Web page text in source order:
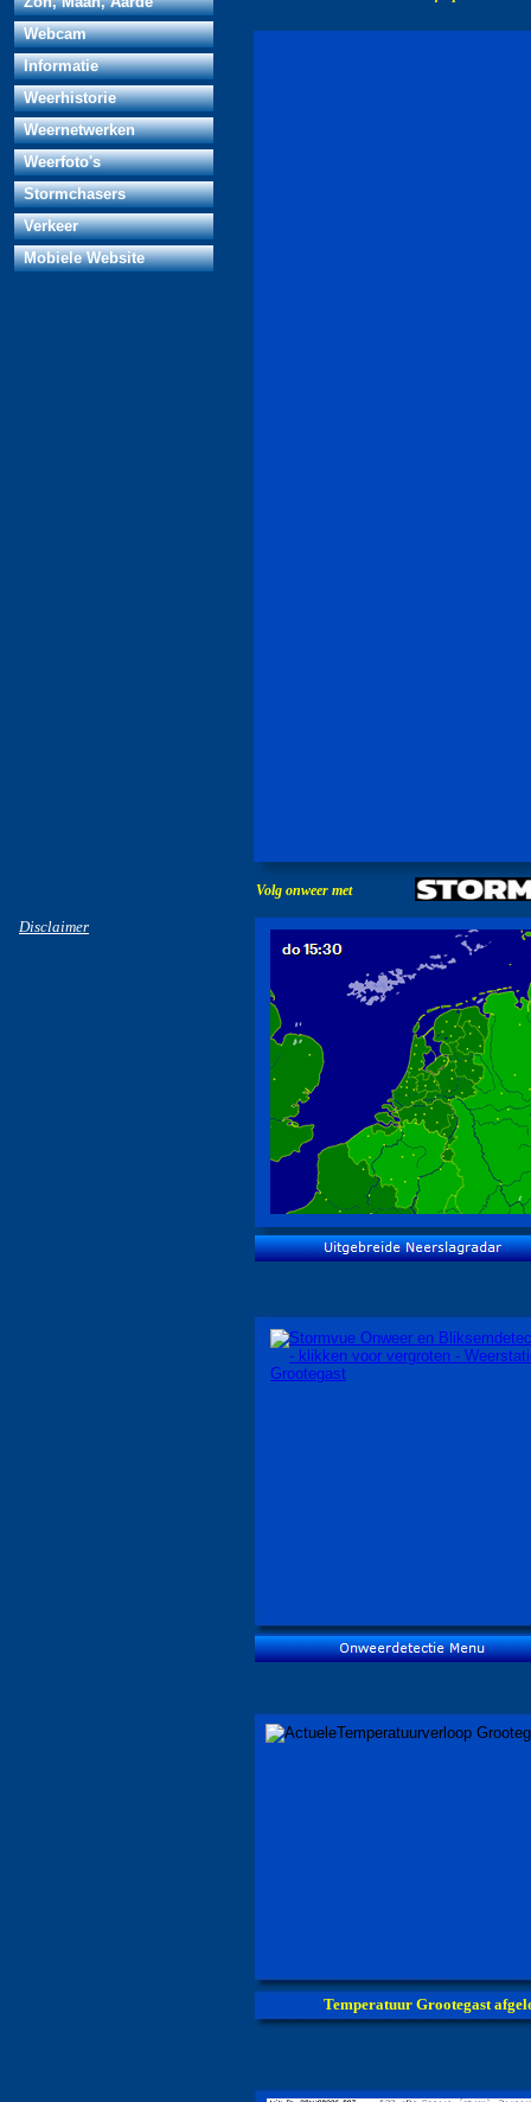
Disclaimer
Temperatuur Grootegast
Volg onweer met
Webcam
Informatie
Weerhistorie
Weernetwerken
Weerfoto's
Stormchasers
Verkeer
Mobiele Website